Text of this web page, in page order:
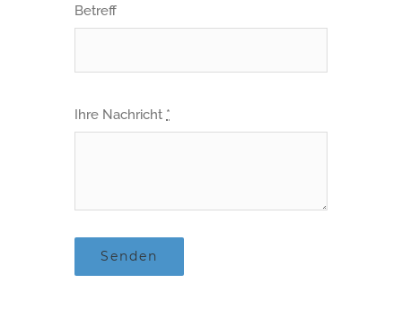
Betreff
Ihre Nachricht *
Senden